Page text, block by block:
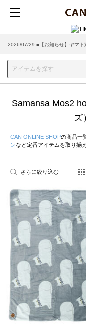
2026/07/29 ■【お知らせ】ヤマト
2026/03/18 ■店舗受け取りサービ
Samansa Mos2
ズ
CAN ONLINE SHOPの商品一
ンなど定番アイテムを取り揃
さらに絞り込む